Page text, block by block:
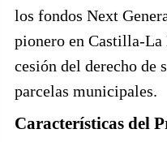
los fondos Next
pionero en Castilla-La
cesión del derecho de
parcelas municipales.
Características del